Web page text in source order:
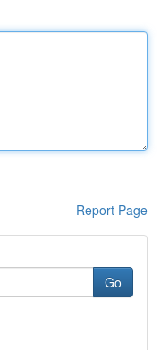
Report Page
Go